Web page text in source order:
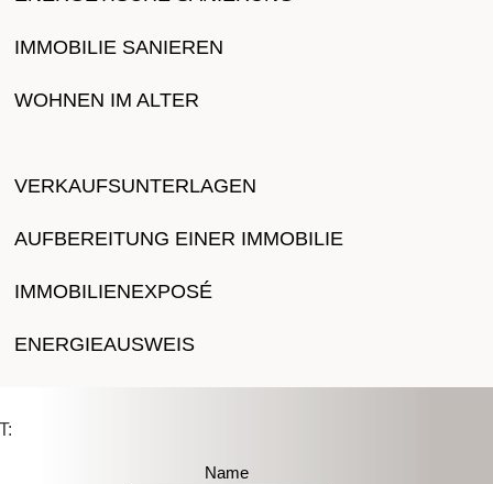
IMMOBILIE SANIEREN
WOHNEN IM ALTER
VERKAUFSUNTERLAGEN
AUFBEREITUNG EINER IMMOBILIE
IMMOBILIENEXPOSÉ
ENERGIEAUSWEIS
Name